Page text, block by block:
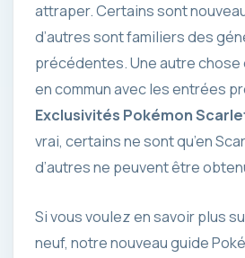
attraper. Certains sont
d’autres sont familiers des
précédentes. Une autre chose
en commun avec les entrées
Exclusivités Pokémon
vrai, certains ne sont qu’en
d’autres ne peuvent être
Si vous voulez en savoir plus
neuf, notre nouveau guide